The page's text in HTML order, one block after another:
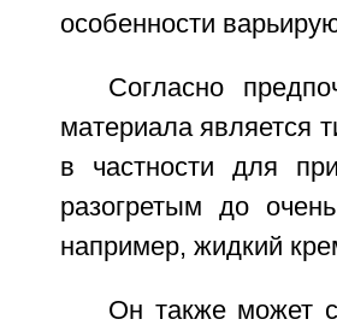
особенности
Согласно
материала является
в частности для
разогретым до
например, жидкий
Он также может